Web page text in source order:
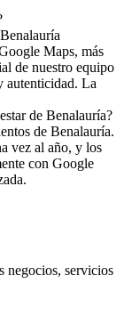
Maps, más
de nuestro equipo
autenticidad. La
de Benalauría?
de Benalauría.
vez al año, y los
con Google
negocios, servicios